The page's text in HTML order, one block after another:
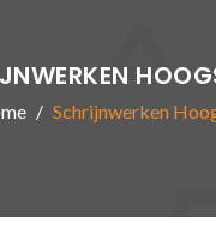
Schrijnwerken